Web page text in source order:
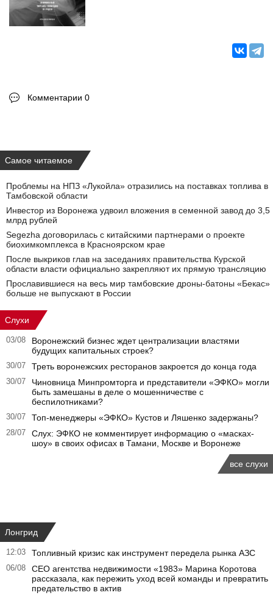
Комментарии 0
Самое читаемое
Проблемы на НПЗ «Лукойла» отразились на поставках топлива в
Тамбовской области
Инвестор из Воронежа удвоил вложения в семенной завод до 3,5
млрд рублей
Segezha договорилась с китайскими партнерами о проекте
биохимкомплекса в Красноярском крае
После выкриков глав на заседаниях правительства Курской
области власти официально закрепляют их прямую трансляцию
Прославившиеся на весь мир тамбовские дроны-батоны «Бекас»
больше не выпускают в России
Слухи
03/08
Воронежский бизнес ждет централизации властями
будущих капитальных строек?
30/07 Треть воронежских ресторанов закроется до конца года
30/07
Чиновница Минпромторга и представители «ЭФКО» могли
быть замешаны в деле о мошенничестве с
беспилотниками?
30/07 Топ-менеджеры «ЭФКО» Кустов и Ляшенко задержаны?
28/07
Слух: ЭФКО не комментирует информацию о «масках-
шоу» в своих офисах в Тамани, Москве и Воронеже
все слухи
Лонгрид
12:03 Топливный кризис как инструмент передела рынка АЗС
06/08
CEO агентства недвижимости «1983» Марина Коротова
рассказала, как пережить уход всей команды и превратить
предательство в актив